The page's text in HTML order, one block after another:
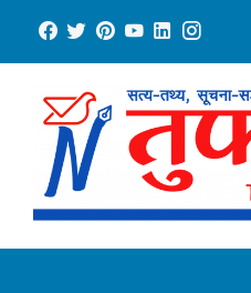
content